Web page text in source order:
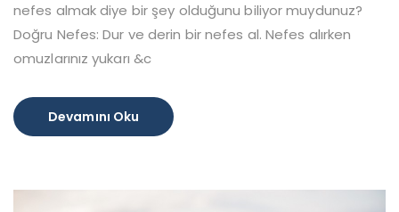
nefes almak diye bir şey olduğunu biliyor muydunuz?
Doğru Nefes: Dur ve derin bir nefes al. Nefes alırken
omuzlarınız yukarı &c
Devamını Oku